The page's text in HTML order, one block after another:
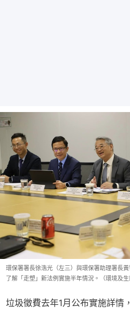
環保署署長徐浩光（左三）與環保署助理署長
了解「走塑」新法例實施半年情況。（環境及生
垃圾徵費去年1月公布實施詳情